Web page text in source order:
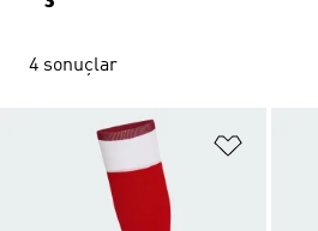
4 sonuçlar
Favori